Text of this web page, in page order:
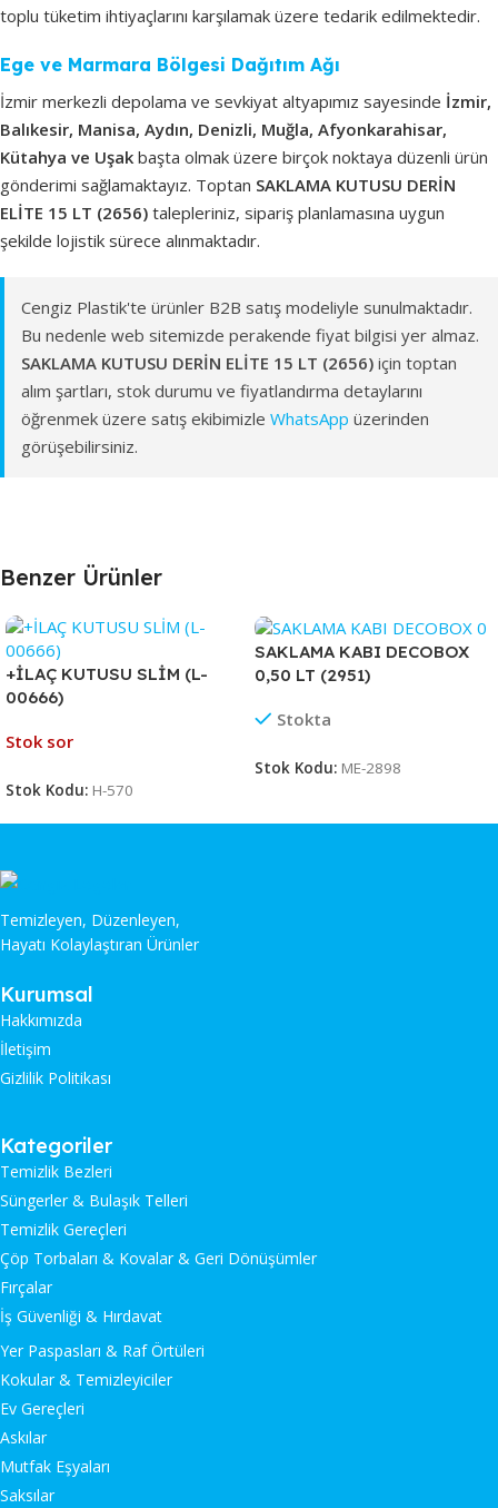
toplu tüketim ihtiyaçlarını karşılamak üzere tedarik edilmektedir.
Ege ve Marmara Bölgesi Dağıtım Ağı
İzmir merkezli depolama ve sevkiyat altyapımız sayesinde İzmir,
Balıkesir, Manisa, Aydın, Denizli, Muğla, Afyonkarahisar,
Kütahya ve Uşak başta olmak üzere birçok noktaya düzenli ürün
gönderimi sağlamaktayız. Toptan SAKLAMA KUTUSU DERİN
ELİTE 15 LT (2656) talepleriniz, sipariş planlamasına uygun
şekilde lojistik sürece alınmaktadır.
Cengiz Plastik'te ürünler B2B satış modeliyle sunulmaktadır.
Bu nedenle web sitemizde perakende fiyat bilgisi yer almaz.
SAKLAMA KUTUSU DERİN ELİTE 15 LT (2656) için toptan
alım şartları, stok durumu ve fiyatlandırma detaylarını
öğrenmek üzere satış ekibimizle WhatsApp üzerinden
görüşebilirsiniz.
Benzer Ürünler
+İLAÇ KUTUSU SLİM (L-
00666)
Stok sor
Stok Kodu: H-570
SAKLAMA KABI DECOBOX
0,50 LT (2951)
Stokta
Stok Kodu: ME-2898
Temizleyen, Düzenleyen,
Hayatı Kolaylaştıran Ürünler
Kurumsal
Hakkımızda
İletişim
Gizlilik Politikası
Kategoriler
Temizlik Bezleri
Süngerler & Bulaşık Telleri
Temizlik Gereçleri
Çöp Torbaları & Kovalar & Geri Dönüşümler
Fırçalar
İş Güvenliği & Hırdavat
Yer Paspasları & Raf Örtüleri
Kokular & Temizleyiciler
Ev Gereçleri
Askılar
Mutfak Eşyaları
Saksılar